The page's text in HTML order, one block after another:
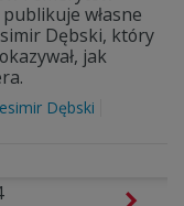
własne
Dębski, który
jak
Dębski